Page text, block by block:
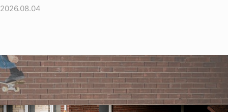
2026.08.04